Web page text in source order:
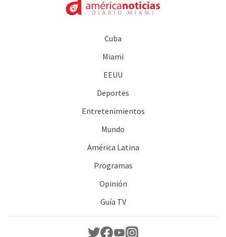
Cuba
Miami
EEUU
Deportes
Entretenimientos
Mundo
América Latina
Programas
Opinión
Guía TV